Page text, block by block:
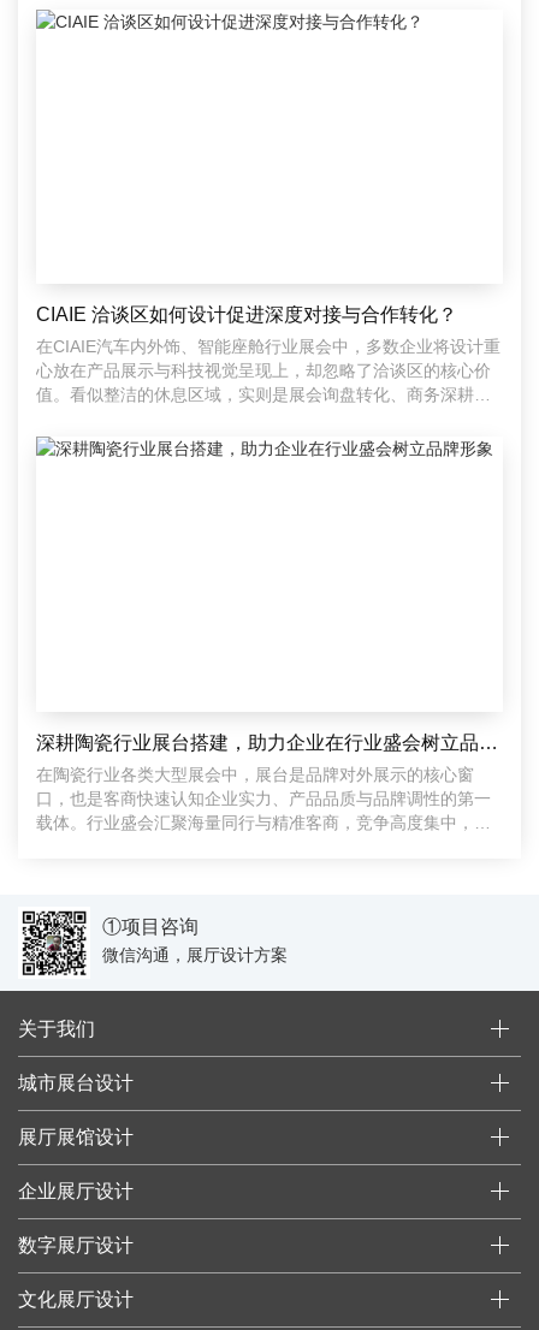
CIAIE 洽谈区如何设计促进深度对接与合作转化？
在CIAIE汽车内外饰、智能座舱行业展会中，多数企业将设计重
心放在产品展示与科技视觉呈现上，却忽略了洽谈区的核心价
值。看似整洁的休息区域，实则是展会询盘转化、商务深耕、
深耕陶瓷行业展台搭建，助力企业在行业盛会树立品牌形象
在陶瓷行业各类大型展会中，展台是品牌对外展示的核心窗
口，也是客商快速认知企业实力、产品品质与品牌调性的第一
载体。行业盛会汇聚海量同行与精准客商，竞争高度集中，千
①项目咨询
微信沟通，展厅设计方案
关于我们
城市展台设计
展厅展馆设计
企业展厅设计
数字展厅设计
文化展厅设计